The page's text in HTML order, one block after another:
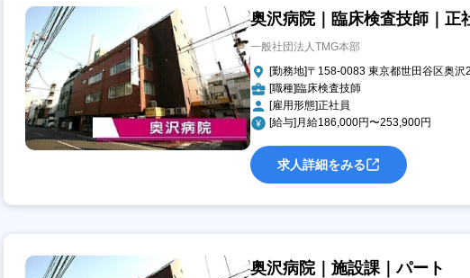
奥沢病院｜臨床検査技師｜正
一般社団法人TMG本部
[勤務地]〒158-0083 東京都世田谷区奥沢
[職種]臨床検査技師
[雇用形態]正社員
[給与]月給186,000円〜253,900円
求人詳細をみる
奥沢病院｜施設課｜パート